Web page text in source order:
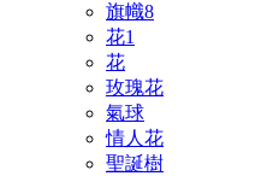
旗幟8
花1
花
玫瑰花
氣球
情人花
聖誕樹